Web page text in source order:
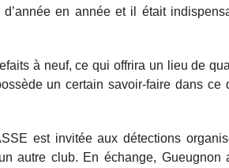
en année et il était
à neuf, ce qui offrira un lieu de
un certain savoir-faire dans ce
est invitée aux détections
autre club. En échange,